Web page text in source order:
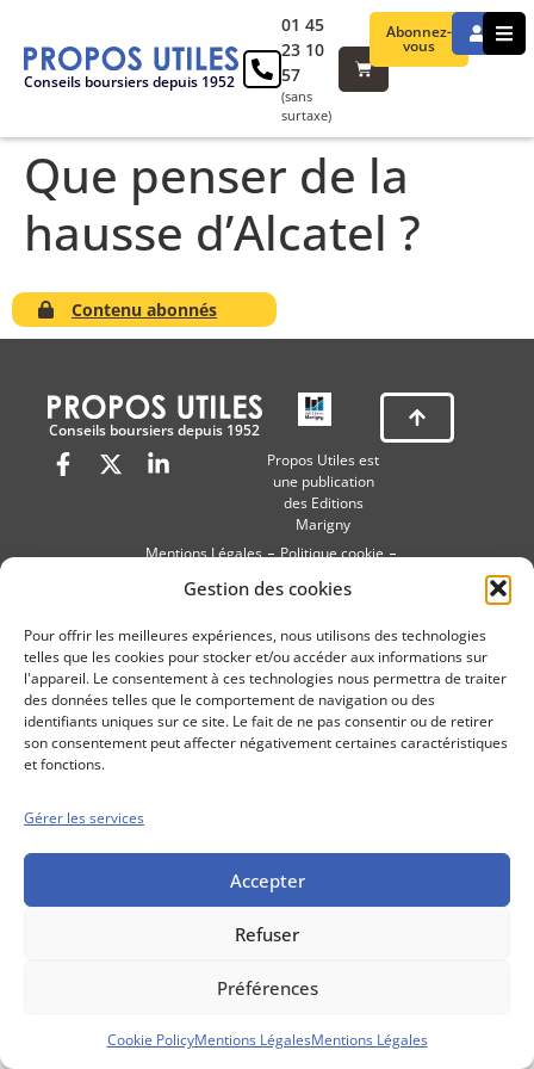
Gestion des cookies
Pour offrir les meilleures expériences, nous utilisons des technologies
telles que les cookies pour stocker et/ou accéder aux informations sur
l'appareil. Le consentement à ces technologies nous permettra de traiter
des données telles que le comportement de navigation ou des
identifiants uniques sur ce site. Le fait de ne pas consentir ou de retirer
son consentement peut affecter négativement certaines caractéristiques
et fonctions.
Gérer les services
Accepter
Refuser
Préférences
Cookie PolicyMentions LégalesMentions Légales
Conseils boursiers depuis 1952
Abonnez-
vous
01 45
23 10
57
(sans
surtaxe)
Que penser de la
hausse d’Alcatel ?
Contenu abonnés
Conseils boursiers depuis 1952
Propos Utiles est
une publication
des Editions
Marigny
Mentions Légales
Politique cookie
Conditions générales de vente